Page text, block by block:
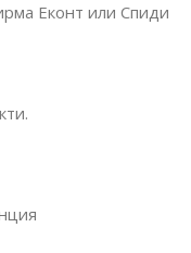
Еконт или Спиди